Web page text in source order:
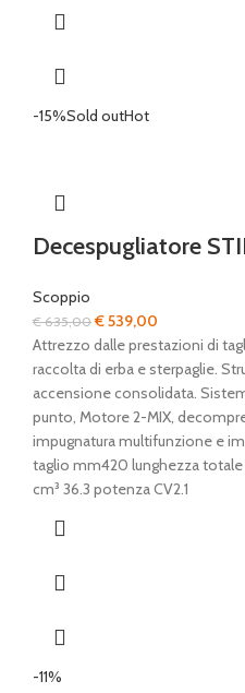
-15%Sold outHot
Decespugliatore
Scoppio
€635,00Il
prezzo
originale
era:
€ 635,00.
€539,00
prezzo
attuale
è:
€ 539,00.
Attrezzo dalle prestazioni di
raccolta di erba e sterpaglie.
accensione consolidata.
punto, Motore 2-MIX,
impugnatura multifunzione e
taglio mm420 lunghezza totale
cm³ 36.3 potenza CV2.1
-11%